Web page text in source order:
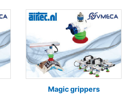
Magic grippers